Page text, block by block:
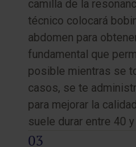
camilla de la
técnico colocará
abdomen para
fundamental que
posible mientras se
casos, se te
para mejorar la
suele durar entre 40